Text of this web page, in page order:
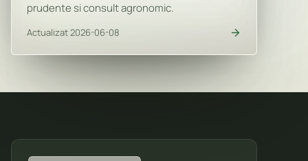
prudente si consult agronomic.
Actualizat 2026-06-08